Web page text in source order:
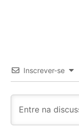
Inscrever-se